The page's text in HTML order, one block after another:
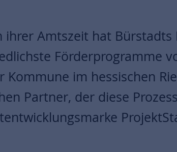
ihrer Amtszeit hat
Förderprogramme
im hessischen
Partner, der diese